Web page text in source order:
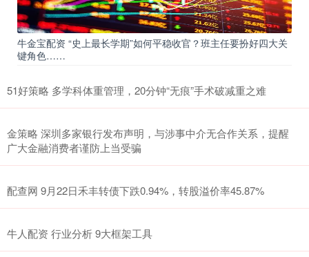
牛金宝配资 “史上最长学期”如何平稳收官？班主任要扮好四大关
键角色……
51好策略 多学科体重管理，20分钟“无痕”手术破减重之难
金策略 深圳多家银行发布声明，与涉事中介无合作关系，提醒
广大金融消费者谨防上当受骗
配查网 9月22日禾丰转债下跌0.94%，转股溢价率45.87%
牛人配资 行业分析 9大框架工具